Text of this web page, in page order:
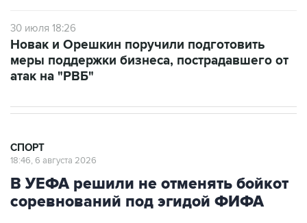
30 июля 18:26
Новак и Орешкин поручили подготовить
меры поддержки бизнеса, пострадавшего от
атак на "РВБ"
СПОРТ
18:46, 6 августа 2026
В УЕФА решили не отменять бойкот
соревнований под эгидой ФИФА